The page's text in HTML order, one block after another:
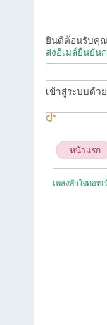
ยินดีต้อนรับคุ
ส่งอีเมล์ยืนยัน
เข้าสู่ระบบด้ว
หน้าแรก
เพลงพักใจดอทเ